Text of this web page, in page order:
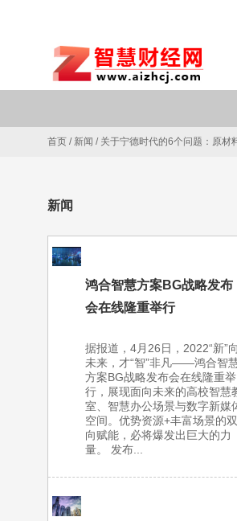
首页 / 新闻 / 关于宁德时代的6个问题：原材
新闻
鸿合智慧方案BG战略发布
会在线隆重举行
据报道，4月26日，2022“新”向
未来，才“智”非凡——鸿合智
方案BG战略发布会在线隆重举
行，展现面向未来的高校智慧
室、智慧办公场景与数字新媒
空间。优势资源+丰富场景的双
向赋能，必将爆发出巨大的力
量。 发布...